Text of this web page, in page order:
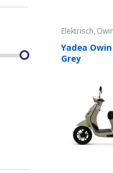
Elektrisch, Owin
Yadea
Grey